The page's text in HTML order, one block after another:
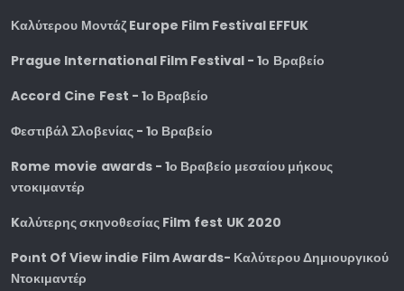
Καλύτερου Μοντάζ Europe Film Festival EFFUK
Prague International Film Festival - 1ο Βραβείο
Accord Cine Fest - 1ο Βραβείο
Φεστιβάλ Σλοβενίας - 1ο Βραβείο
Rome movie awards - 1ο Βραβείο μεσαίου μήκους
ντοκιμαντέρ
Kαλύτερης σκηνοθεσίας Film fest UK 2020
Poιnt Of View indie Film Awards- Καλύτερου Δημιουργικού
Ντοκιμαντέρ